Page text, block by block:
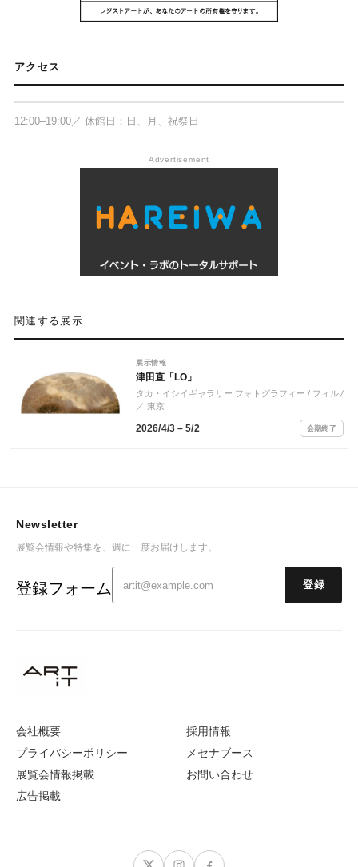
アクセス
タカ・イシイギャラリー フォトグラフ
AXISビル 2F
12:00–19:00／ 休館日：日、月、祝祭日
Advertisement
関連する展示
展示情報
津田直「LO」
タカ・イシイギャラリー フォトグラフィー / フィルム
／ 東京
2026/4/3 – 5/2 会期終了
会社概要
プライバシーポリシー
展覧会情報掲載
広告掲載
採用情報
メセナブース
お問い合わせ
Newsletter
展覧会情報や特集を、週に一度お届けします。
登録フォーム 登録